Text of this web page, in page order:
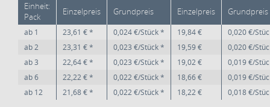
Einheit:
Pack
Einzelpreis Grundpreis Einzelpreis Grundpreis
ab 1 23,61 € * 0,024 €/Stück * 19,84 €
0,020 €/
ab2 23,31 € * 0,023 €/Stück * 19,59 €
0,020 €/
ab3 22,64 € * 0,023 €/Stück * 19,02 €
0,019 €/
ab6 22,22 € * 0,022 €/Stück * 18,66 €
0,019 €/
ab 12 21,68 € * 0,022 €/Stück * 18,22 €
0,018 €/